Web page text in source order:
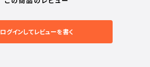
ログインしてレビューを書く